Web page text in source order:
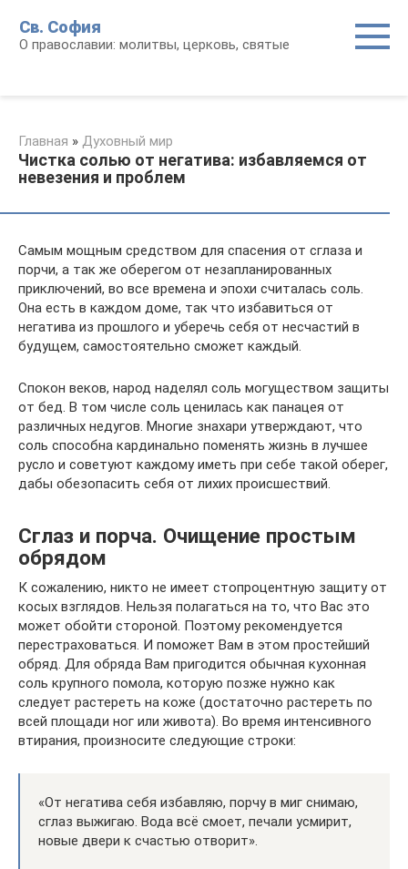
контенту
Св. София
О православии: молитвы, церковь, святые
Главная » Духовный мир
Чистка солью от негатива: избавляемся от
невезения и проблем
Самым мощным средством для спасения от сглаза и
порчи, а так же оберегом от незапланированных
приключений, во все времена и эпохи считалась соль.
Она есть в каждом доме, так что избавиться от
негатива из прошлого и уберечь себя от несчастий в
будущем, самостоятельно сможет каждый.
Спокон веков, народ наделял соль могуществом защиты
от бед. В том числе соль ценилась как панацея от
различных недугов. Многие знахари утверждают, что
соль способна кардинально поменять жизнь в лучшее
русло и советуют каждому иметь при себе такой оберег,
дабы обезопасить себя от лихих происшествий.
Сглаз и порча. Очищение простым
обрядом
К сожалению, никто не имеет стопроцентную защиту от
косых взглядов. Нельзя полагаться на то, что Вас это
может обойти стороной. Поэтому рекомендуется
перестраховаться. И поможет Вам в этом простейший
обряд. Для обряда Вам пригодится обычная кухонная
соль крупного помола, которую позже нужно как
следует растереть на коже (достаточно растереть по
всей площади ног или живота). Во время интенсивного
втирания, произносите следующие строки:
«От негатива себя избавляю, порчу в миг снимаю,
сглаз выжигаю. Вода всё смоет, печали усмирит,
новые двери к счастью отворит».